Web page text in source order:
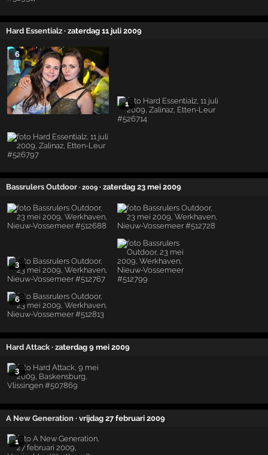
Hard Essentialz · zaterdag 11 juli 2009
6
1
Bassrulers Outdoor · 2009 · zaterdag 23 mei 2009
3
6
Hard Attack · zaterdag 9 mei 2009
3
A New Generation · vrijdag 27 februari 2009
1